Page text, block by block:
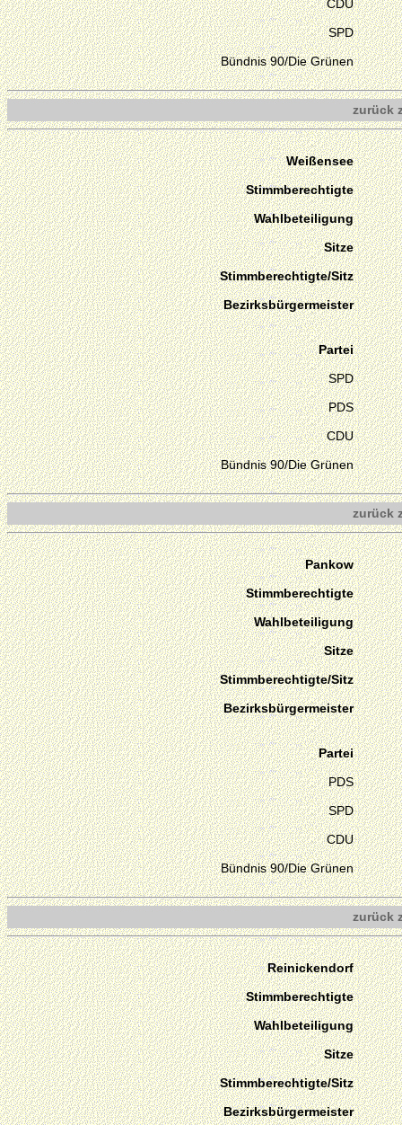
CDU
SPD
Bündnis 90/Die Grünen
zurück
Weißensee
Stimmberechtigte
Wahlbeteiligung
Sitze
Stimmberechtigte/Sitz
Bezirksbürgermeister
Partei
SPD
PDS
CDU
Bündnis 90/Die Grünen
zurück
Pankow
Stimmberechtigte
Wahlbeteiligung
Sitze
Stimmberechtigte/Sitz
Bezirksbürgermeister
Partei
PDS
SPD
CDU
Bündnis 90/Die Grünen
zurück
Reinickendorf
Stimmberechtigte
Wahlbeteiligung
Sitze
Stimmberechtigte/Sitz
Bezirksbürgermeister